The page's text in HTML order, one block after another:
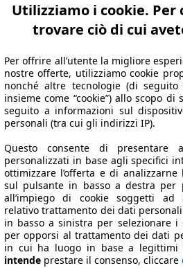
Utilizziamo i cookie. Per
trovare ciò di cui
Per offrire all’utente la migliore
nostre offerte, utilizziamo cookie
nonché altre tecnologie (di
insieme come “cookie”) allo scopo di
seguito a informazioni sul
personali (tra cui gli indirizzi IP).
Questo consente di presentare
personalizzati in base agli specifici
ottimizzare l’offerta e di
sul pulsante in basso a destra per
all’impiego di cookie soggetti ad
relativo trattamento dei dati
in basso a sinistra per selezionare
per opporsi al trattamento dei dati
in cui ha luogo in base a legittimi
intende prestare il consenso, cliccare